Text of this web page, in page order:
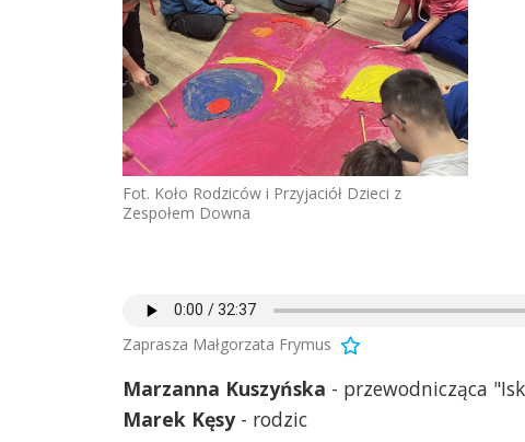
Fot. Koło Rodziców i Przyjaciół Dzieci z
Zespołem Downa
Zaprasza Małgorzata Frymus
Marzanna Kuszyńska - przewodnicząca
Marek Kęsy - rodzic